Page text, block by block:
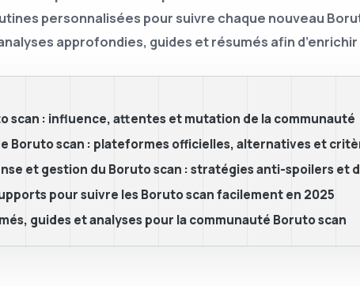
personnalisées pour suivre chaque nouveau
approfondies, guides et résumés afin
scan : influence, attentes et mutation de la communauté
Boruto scan : plateformes officielles, alternatives et
et gestion du Boruto scan : stratégies anti-spoilers et
pour suivre les Boruto scan facilement en 2025
guides et analyses pour la communauté Boruto scan